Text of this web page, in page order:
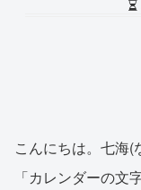
こんにちは。七海(
「カレンダーの文